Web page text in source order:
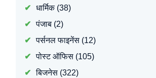
धार्मिक(38)
पंजाब(2)
पर्सनल फाइनेंस(12)
पोस्ट ऑफिस(105)
बिजनेस(322)